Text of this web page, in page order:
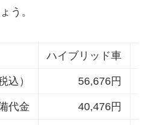
う。
ハイブリッド車
込） 56,676円
代金 40,476円